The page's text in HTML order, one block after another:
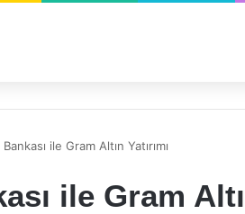
ile Gram Altın Yatırımı
ile Gram